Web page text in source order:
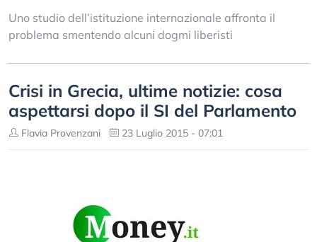
Uno studio dell’istituzione internazionale affronta il
problema smentendo alcuni dogmi liberisti
Crisi in Grecia, ultime notizie: cosa
aspettarsi dopo il SI del Parlamento
Flavia Provenzani 23 Luglio 2015 - 07:01